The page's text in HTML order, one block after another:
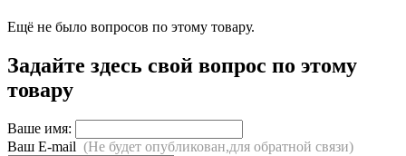
Ещё не было вопросов по этому товару.
Задайте здесь свой вопрос по этому
товару
Ваше имя:
Ваш E-mail (Не будет опубликован,для обратной связи)